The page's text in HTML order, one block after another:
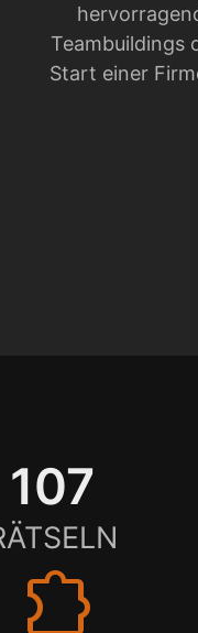
Teambuildings
Start einer
107
extension